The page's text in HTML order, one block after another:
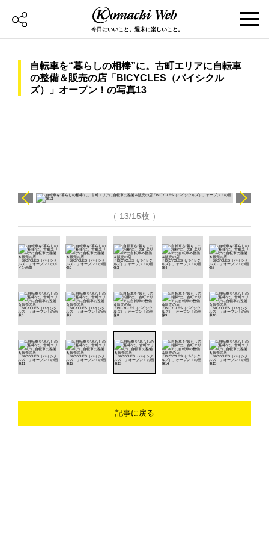
今日にいいこと。週末に楽しいこと。
自転車を“暮らしの相棒”に。古町エリアに自転車
の整備＆販売の店「BICYCLES（バイシクル
ズ）」オープン！の写真13
（ 13/15枚 ）
記事に戻る